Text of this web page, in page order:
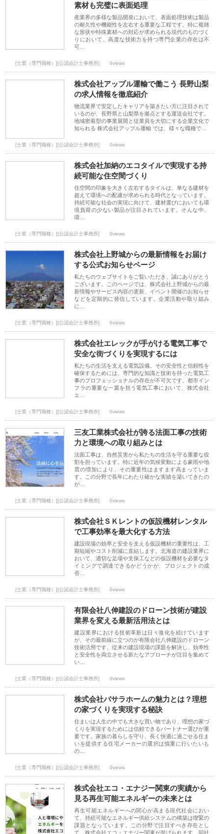
素材も完璧に表面処理
産業界の多様な製品開発において、表面処理技術は製品
の耐久性や機能性を左右する重要な工程です。特に複雑
な形状や特殊素材への対応が求められる現代のものづく
りにおいて、高度な技術力を持つ専門企業の存在は不
可…
[士業（専門職種）][公認会計士事務所] 0views
株式会社アップル運輸で働こう 長野山梨
の求人情報を徹底紹介
物流業界で安定したキャリアを築きたい方に注目されて
いるのが、長野県と山梨県を拠点とする運送会社です。
地域密着型の事業展開と従業員を大切にする企業文化で
知られる 株式会社アップル運輸 では、様々な職種で…
[士業（専門職種）][公認会計士事務所] 0views
株式会社加納のエコタイルで実現する持
続可能な住空間づくり
住空間の印象を大きく左右するタイルは、単なる建材を
超えて環境への配慮が求められる時代となっています。
持続可能な社会の実現に向けて、建材選びにおいても環
境負荷の少ない製品が注目されています。そんな中、
環…
[士業（専門職種）][公認会計士事務所] 0views
株式会社上野城からの最新情報をお届け
する公式お知らせページ
私たちのウェブサイトをご覧いただき、誠にありがとう
ございます。このページでは、株式会社上野城からの最
新情報やサービス内容の更新、イベント開催のお知らせ
などを定期的に発信しています。企業活動や取り組み
に…
[士業（専門職種）][公認会計士事務所] 0views
株式会社エレックが手がける電気工事で
安全な街づくりを実現するには
私たちの生活を支える電気設備。その安全性と信頼性を
確保するためには、専門的な知識と技術を持った電気工
事のプロフェッショナルの存在が不可欠です。都市イン
フラの重要な一翼を担う電気工事において、株式会社
エ…
[士業（専門職種）][公認会計士事務所] 0views
三友工業株式会社が誇る法面工事の技術
力と環境への取り組みとは
法面工事は、自然災害から私たちの生活を守る重要な役
割を担っています。特に近年の気候変動による豪雨や地
震の増加により、その重要性はますます高まっていま
す。この分野で長年にわたり確かな実績を築いてきたの
が…
[士業（専門職種）][公認会計士事務所] 0views
株式会社ＳＫレントの仮設機材レンタル
で工事効率を最大化する方法
建設現場の効率と安全を支える仮設機材の重要性は、工
期短縮やコスト削減に直結します。北海道の建設業界に
おいて、適切な足場や支保工などの仮設機材を必要なタ
イミングで調達できるかどうかが、プロジェクトの成
否…
[士業（専門職種）][公認会計士事務所] 0views
有限会社八伸建設のドローン技術が建設
業界を変える最新活用法とは
建設業界における技術革新は日々進化を続けています
が、その最前線に立つのが有限会社八伸建設のドローン
技術活用です。従来の建設現場の課題を解決し、効率性
と安全性を両立させる新たなアプローチが注目を集めて
い…
[士業（専門職種）][公認会計士事務所] 0views
株式会社バサラホームの魅力とは？理想
の家づくりを実現する秘訣
住まいは人生の中でも大きな買い物であり、理想の家づ
くりを実現するためには信頼できるパートナー選びが重
要です。家族の暮らしを守り、長く快適に過ごせる住ま
いを提供する住宅メーカーの選択は慎重に行いたいも
の…
[士業（専門職種）][公認会計士事務所] 0views
株式会社エコ・エナジー関東の実績から
見る再生可能エネルギーの未来とは
再生可能エネルギーへの関心が高まる現代社会におい
て、持続可能なエネルギー供給システムの構築は喫緊の
課題となっています。この分野で注目すべき存在とし
て、株式会社エコ・エナジー関東が挙げられます。同社